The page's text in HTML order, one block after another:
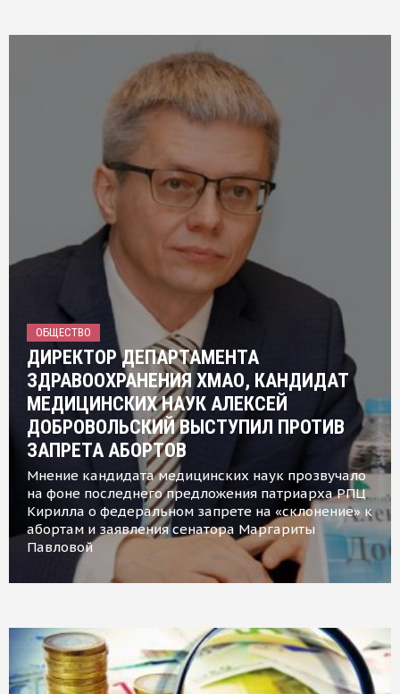
ОБЩЕСТВО
ДИРЕКТОР ДЕПАРТАМЕНТА
ЗДРАВООХРАНЕНИЯ ХМАО, КАНДИДАТ
МЕДИЦИНСКИХ НАУК АЛЕКСЕЙ
ДОБРОВОЛЬСКИЙ ВЫСТУПИЛ ПРОТИВ
ЗАПРЕТА АБОРТОВ
Мнение кандидата медицинских наук прозвучало
на фоне последнего предложения патриарха РПЦ
Кирилла о федеральном запрете на «склонение» к
абортам и заявления сенатора Маргариты
Павловой